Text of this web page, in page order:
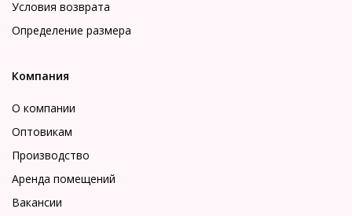
Условия возврата
Определение размера
Компания
О компании
Оптовикам
Производство
Аренда помещений
Вакансии